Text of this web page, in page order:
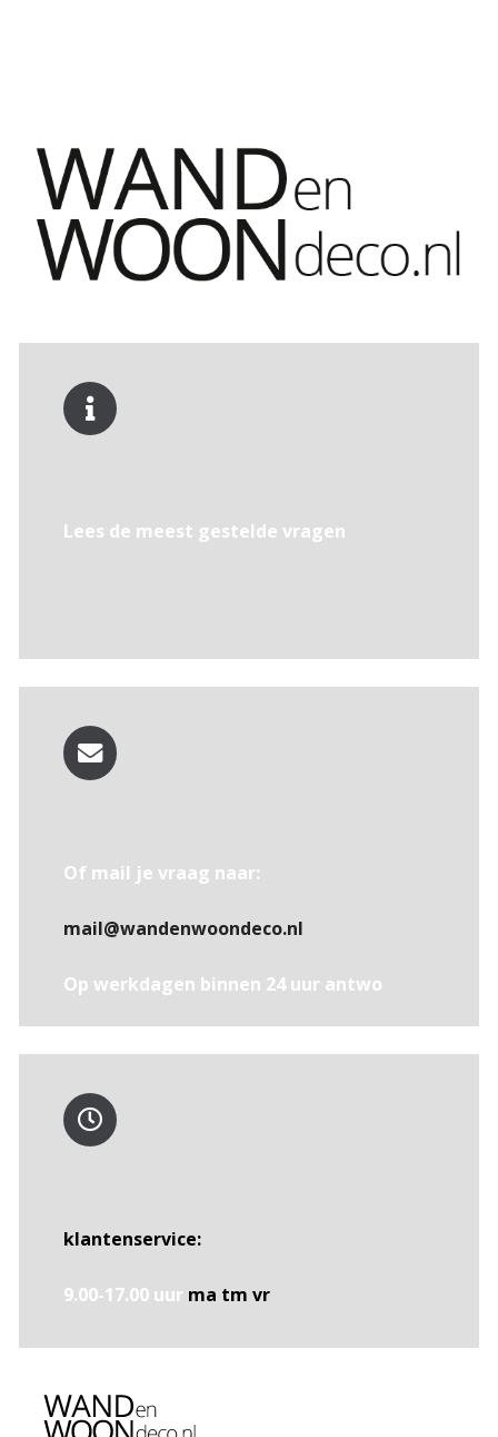
Lees de meest gestelde vragen
Of mail je vraag naar:
mail@wandenwoondeco.nl
Op werkdagen binnen 24 uur antwo
klantenservice:
9.00-17.00 uur ma tm vr